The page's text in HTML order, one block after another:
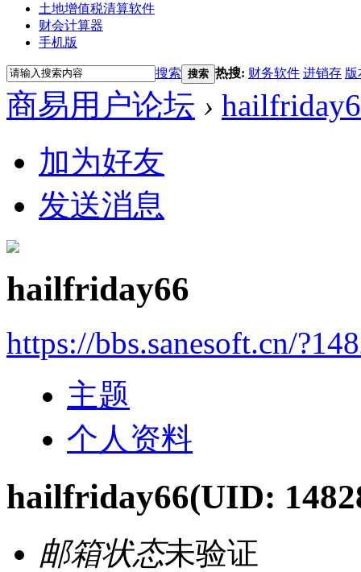
土地增值税清算软件
财会计算器
手机版
搜索 搜索 热搜: 财务软件 进销存 版
商易用户论坛 ›
加为好友
发送消息
hailfriday66
https://bbs.sanesoft.cn/
主题
个人资料
hailfriday66(UID:
邮箱状态未验证